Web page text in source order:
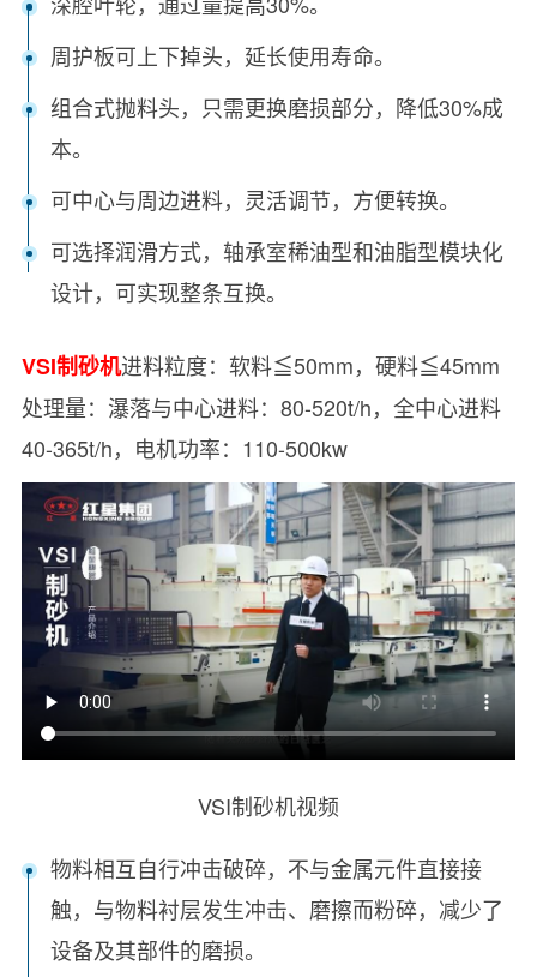
周护板可上下掉头，延长使用寿命。
组合式抛料头，只需更换磨损部分，降低30%成
本。
可中心与周边进料，灵活调节，方便转换。
可选择润滑方式，轴承室稀油型和油脂型模块化
设计，可实现整条互换。
VSI制砂机进料粒度：软料≦50mm，硬料≦45mm
处理量：瀑落与中心进料：80-520t/h，全中心进料
40-365t/h，电机功率：110-500kw
VSI制砂机视频
物料相互自行冲击破碎，不与金属元件直接接
触，与物料衬层发生冲击、磨擦而粉碎，减少了
设备及其部件的磨损。